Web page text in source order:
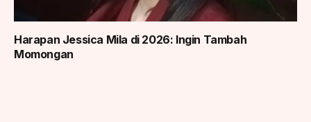
Harapan Jessica Mila di 2026: Ingin Tambah
Momongan